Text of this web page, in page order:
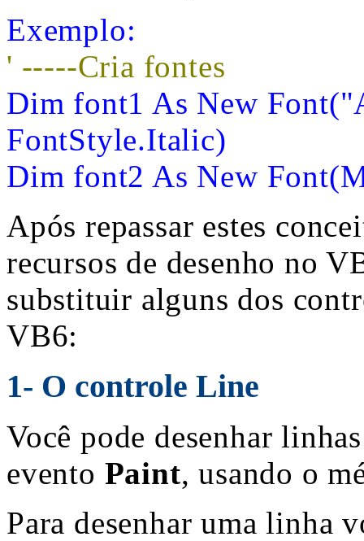
Exemplo:
' -----Cria fontes
Dim font1 As New
FontStyle.Italic)
Dim font2 As New
Após repassar estes
recursos de desenho no
substituir alguns dos
VB6:
1- O controle Line
Você pode desenhar
evento Paint, usando o
Para desenhar uma linha